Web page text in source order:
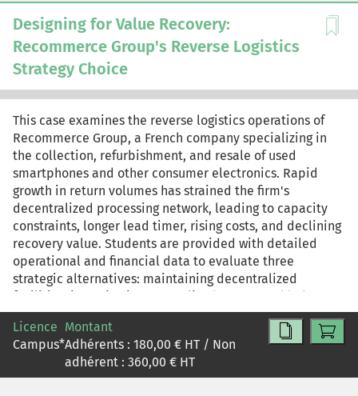
Designing for Value Recovery:
Recommerce Group's Reverse Logistics
Strategy Choice
This case examines the reverse logistics operations of
Recommerce Group, a French company specializing in
the collection, refurbishment, and resale of used
smartphones and other consumer electronics. Rapid
growth in return volumes has strained the firm's
decentralized processing network, leading to capacity
constraints, longer lead timer, rising costs, and declining
recovery value. Students are provided with detailed
operational and financial data to evaluate three
strategic alternatives: maintaining decentralized
facilities, investing in a centralized automated hub, or
outsourcing to a third-party provider, and to calculate
costs, margins, and investment feasibility. The case
develops analytical and strategic decision-making skills
by requiring learners to recommend the most
Licence
Campus*
Montant
Adhérents : 180,00 € HT / Non
adhérent : 360,00 € HT